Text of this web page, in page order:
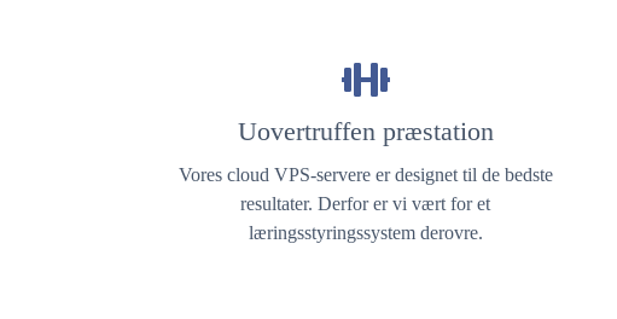
Uovertruffen præstation
Vores cloud VPS-servere er designet til de bedste
resultater. Derfor er vi vært for et
læringsstyringssystem derovre.